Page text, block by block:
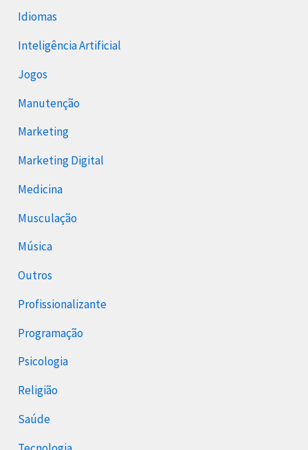
Idiomas
Inteligência Artificial
Jogos
Manutenção
Marketing
Marketing Digital
Medicina
Musculação
Música
Outros
Profissionalizante
Programação
Psicologia
Religião
Saúde